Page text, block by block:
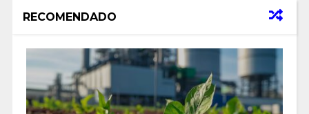
RECOMENDADO